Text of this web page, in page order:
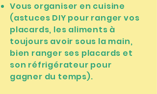
Vous organiser en cuisine
(astuces DIY pour ranger vos
placards, les aliments à
toujours avoir sous la main,
bien ranger ses placards et
son réfrigérateur pour
gagner du temps).